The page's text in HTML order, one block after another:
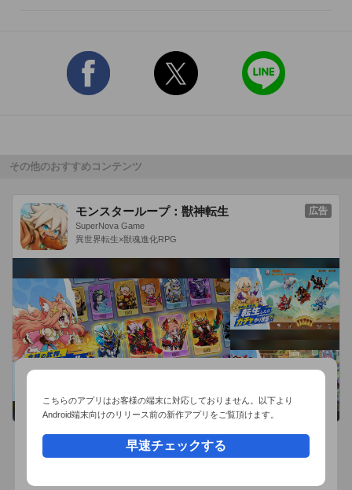
☆登場キャラクター☆
第7弾の登場キャラクターは、
☆セリフ抜粋
屋の君はそれだと困るんじゃない?」
「何? 怒ってるの? そうやって唇とがらせて……。それじゃ
あ、まるで僕のキスを待ってるみたいだよ?」
「君が嫌がっても、僕はこの手を離す気はないから。君はずっ
と、僕だけのお姫様だよ……」
ベッドの中で甘い台詞喋ったり、ヤキモチを焼いたりする特別
なカレは
普段は決して見れません。是非お楽しみ下さいませ。
☆使用方法
使い方は簡単!アラーム時間をセットするだけ!
その他のおすすめコンテンツ
モンスターループ：獣神転生
SuperNova Game
異世界転生×獣魂進化RPG
広告
こちらのアプリはお客様の端末に対応しておりません。以下より
Android端末向けのリリース前の新作アプリをご覧頂けます。
早速チェックする